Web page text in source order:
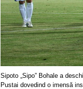
Sipoto „Sipo” Bohale a
Pustai dovedind o imensă